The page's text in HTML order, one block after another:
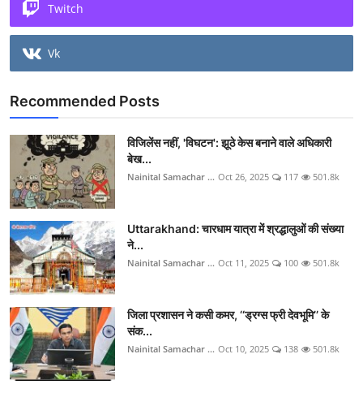
Twitch
Vk
Recommended Posts
विजिलेंस नहीं, 'विघटन': झूठे केस बनाने वाले अधिकारी
बेख...
Nainital Samachar ... Oct 26, 2025 117 501.8k
Uttarakhand: चारधाम यात्रा में श्रद्धालुओं की संख्या
ने...
Nainital Samachar ... Oct 11, 2025 100 501.8k
जिला प्रशासन ने कसी कमर, ‘‘ड्रग्स फ्री देवभूमि’’ के
संक...
Nainital Samachar ... Oct 10, 2025 138 501.8k